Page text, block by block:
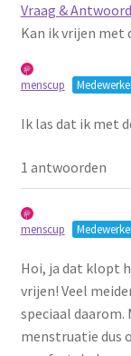
Wasbaar
Toebehoren
Proefpakketten
wat je nog meer
Vraag & Antwoord
Kan ik vrijen met
menscup
Ik las dat ik met
1 antwoorden
menscup
Hoi, ja dat klopt
vrijen! Veel
speciaal daarom.
menstruatie dus